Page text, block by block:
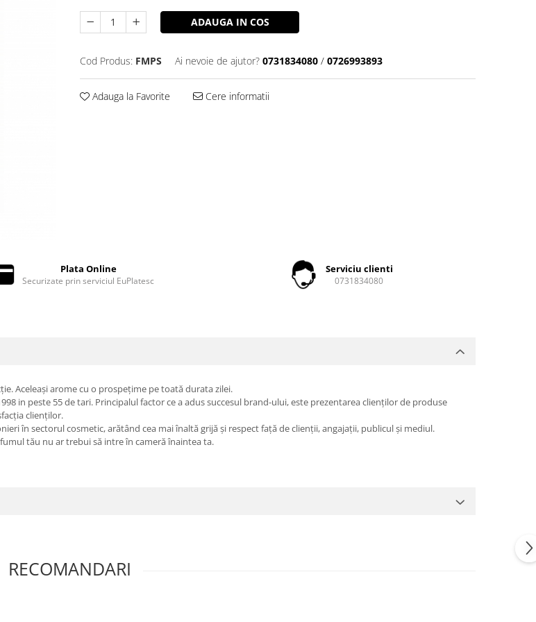
ADAUGA IN COS
Cod Produs: FMPS Ai nevoie de ajutor? 0731834080 / 0726993893
Adauga la Favorite Cere informatii
Plata Online
Securizate prin serviciul EuPlatesc
Serviciu clienti
0731834080
Aceleași arome cu o prospețime pe toată durata zilei.
in peste 55 de tari. Principalul factor ce a adus succesul brand-ului, este prezentarea clienților de produse
clienților.
în sectorul cosmetic, arătând cea mai înaltă grijă și respect față de clienții, angajații, publicul și mediul.
tău nu ar trebui să intre în cameră înaintea ta.
RECOMANDARI